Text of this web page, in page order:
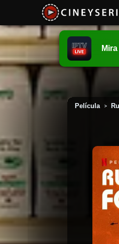
Película >